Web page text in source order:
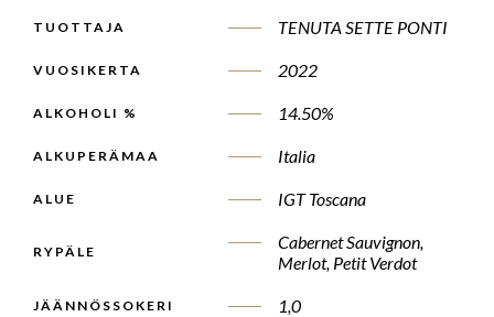
TUOTTAJA TENUTA SETTE PONTI
VUOSIKERTA 2022
ALKOHOLI % 14.50%
ALKUPERÄMAA Italia
ALUE IGT Toscana
RYPÄLE
Cabernet Sauvignon,
Merlot, Petit Verdot
JÄÄNNÖSSOKERI 1,0